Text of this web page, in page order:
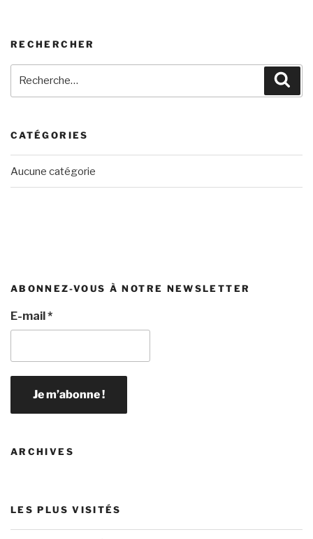
RECHERCHER
CATÉGORIES
Aucune catégorie
ABONNEZ-VOUS À NOTRE NEWSLETTER
E-mail*
ARCHIVES
LES PLUS VISITÉS